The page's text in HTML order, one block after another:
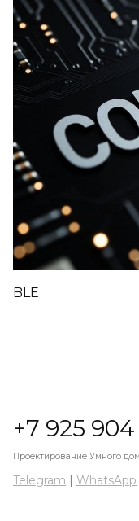
BLE
+7 925 904
Проектирование Умного
Telegram | WhatsApp